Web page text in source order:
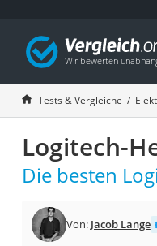
Tests & Vergleiche
Logitech-
Die besten
Von: Jacob Lange